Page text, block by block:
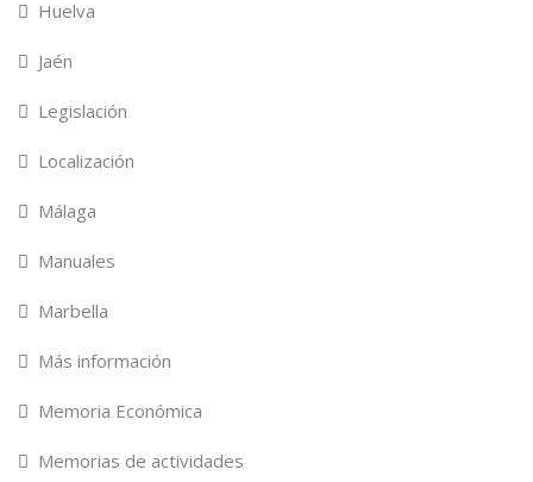
Huelva
Jaén
Legislación
Localización
Málaga
Manuales
Marbella
Más información
Memoria Económica
Memorias de actividades